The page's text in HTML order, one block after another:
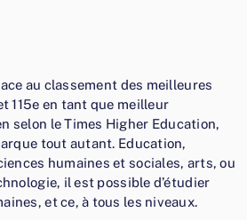
au classement des meilleures
115e en tant que meilleur
selon le Times Higher Education,
tout autant. Education,
humaines et sociales, arts, ou
il est possible d’étudier
et ce, à tous les niveaux.